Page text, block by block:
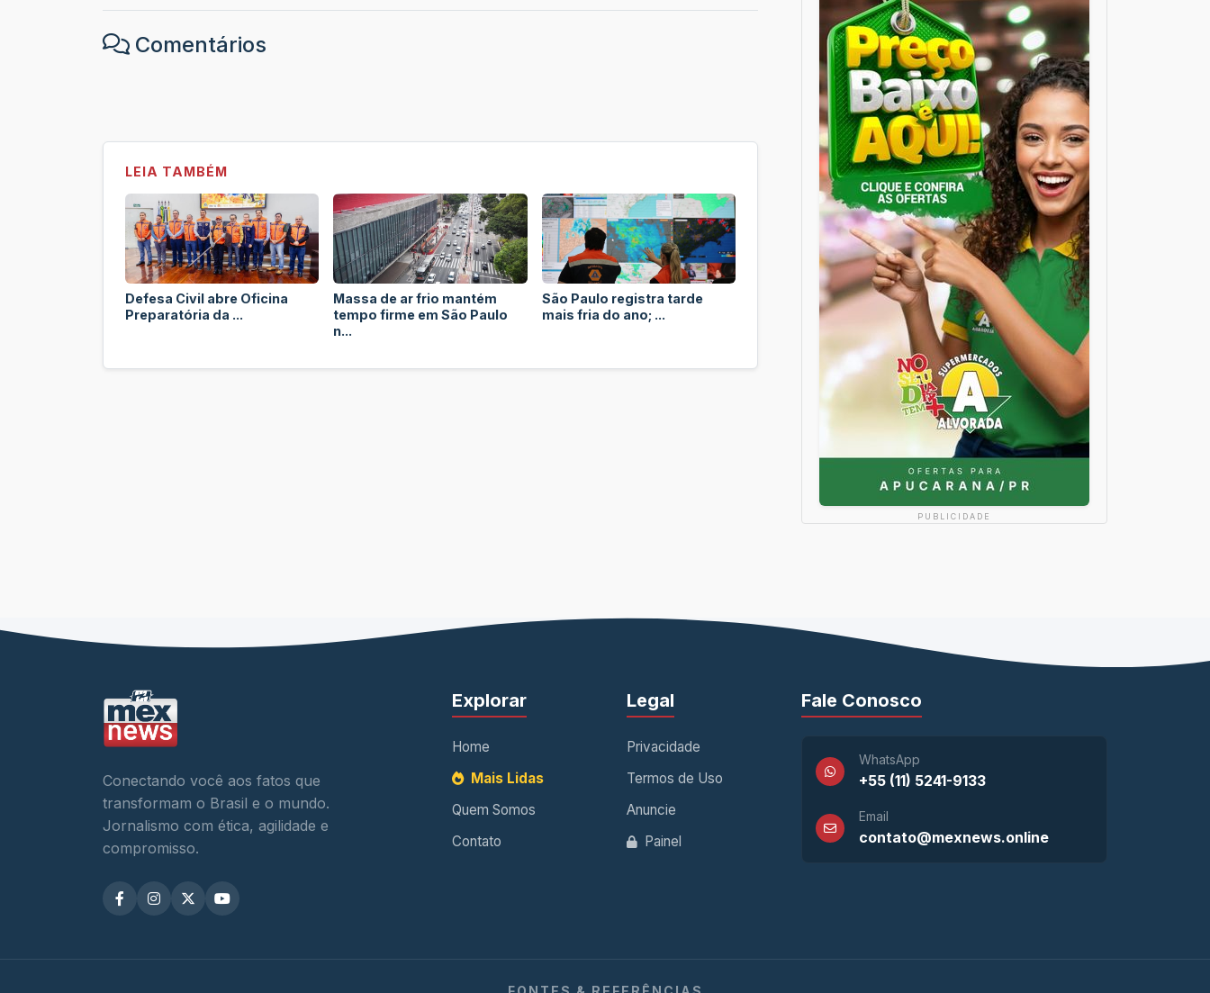
Comentários
LEIA TAMBÉM
Defesa Civil abre Oficina
Preparatória da ...
Massa de ar frio mantém
tempo firme em São Paulo
n...
São Paulo registra tarde
mais fria do ano; ...
PUBLICIDADE
Conectando você aos fatos que
transformam o Brasil e o mundo.
Jornalismo com ética, agilidade e
compromisso.
Explorar
Home
Mais Lidas
Quem Somos
Contato
Legal
Privacidade
Termos de Uso
Anuncie
Painel
Fale Conosco
WhatsApp
+55 (11) 5241-9133
Email
contato@mexnews.online